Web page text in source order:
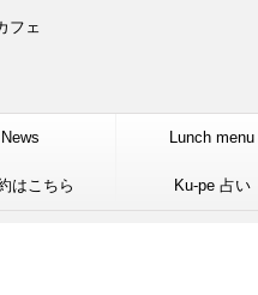
フェ
News Lunch menu
はこちら Ku-pe 占い